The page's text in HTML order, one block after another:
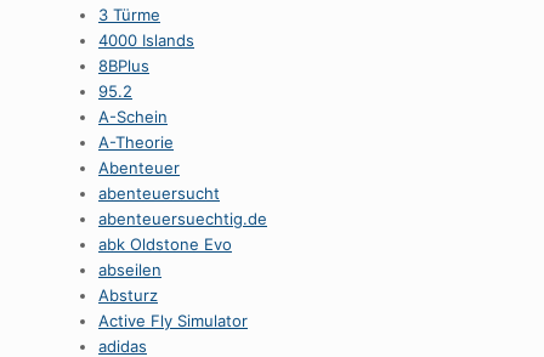
3 Türme
4000 Islands
8BPlus
95.2
A-Schein
A-Theorie
Abenteuer
abenteuersucht
abenteuersuechtig.de
abk Oldstone Evo
abseilen
Absturz
Active Fly Simulator
adidas